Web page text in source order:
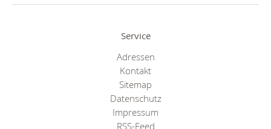
Service
Adressen
Kontakt
Sitemap
Datenschutz
Impressum
RSS-Feed